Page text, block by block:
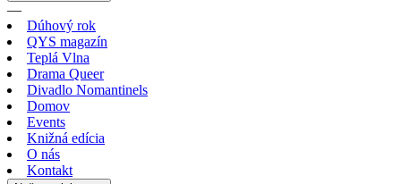
—
Dúhový rok
QYS magazín
Teplá Vlna
Drama Queer
Divadlo Nomantinels
Domov
Events
Knižná edícia
O nás
Kontakt